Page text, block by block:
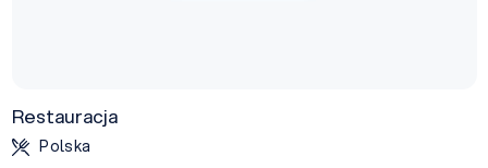
Restauracja
Polska